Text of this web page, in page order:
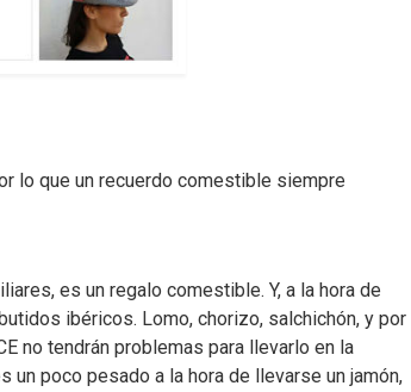
lo que un recuerdo comestible siempre
es un regalo comestible. Y, a la hora de
ibéricos. Lomo, chorizo, salchichón, y por
no tendrán problemas para llevarlo en la
poco pesado a la hora de llevarse un jamón,